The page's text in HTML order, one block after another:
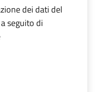
dei dati del
seguito di